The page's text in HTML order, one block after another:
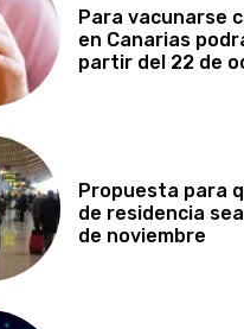
Para vacunarse
en Canarias
partir del 22 de
Propuesta para
de residencia
de noviembre